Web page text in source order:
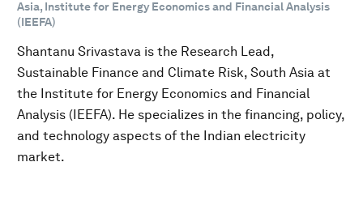
Asia, Institute for Energy Economics and Financial Analysis
(IEEFA)
Shantanu Srivastava is the Research Lead,
Sustainable Finance and Climate Risk, South Asia at
the Institute for Energy Economics and Financial
Analysis (IEEFA). He specializes in the financing, policy,
and technology aspects of the Indian electricity
market.